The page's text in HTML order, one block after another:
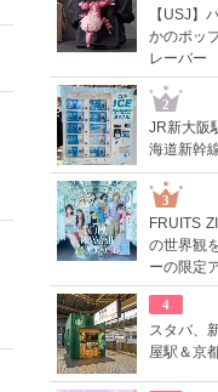
【USJ】
かのポッ
レーバー
2
JR新大阪
海道新幹
3
FRUITS
の世界観
ーの限定
4
スタバ、
屋駅＆京